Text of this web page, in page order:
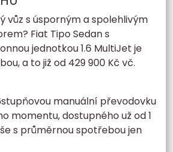
vůz s úsporným a spolehlivým
Fiat Tipo Sedan s
jednotkou 1.6 MultiJet je
a to již od 429 900 Kč vč.
manuální převodovku
momentu, dostupného už od 1
s průměrnou spotřebou jen